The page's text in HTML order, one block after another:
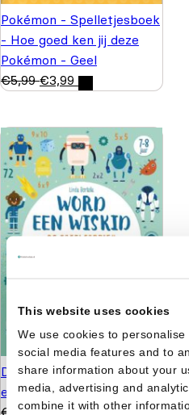
This website uses cookies
We use cookies to
social media features and to
share information about your
media, advertising and
combine it with other
Pokémon - Spelletjesboek
- Hoe goed ken jij deze
Pokémon - Geel
€5,99 €3,99
De tafelfabriek - Word
een wiskid
€
9,99 €6,99